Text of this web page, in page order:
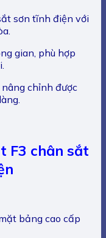
sơn tĩnh điện với
gian, phù hợp
chỉnh được
F3 chân sắt
bảng cao cấp